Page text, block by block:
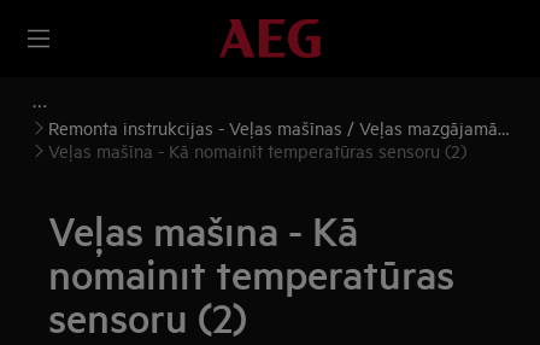
Remonta instrukcijas - Veļas mašīnas / Veļas mazgājamās
mašīnas, žāvētāji
Veļas mašīna - Kā nomainīt temperatūras sensoru (2)
Veļas mašīna - Kā
nomainīt temperatūras
sensoru (2)